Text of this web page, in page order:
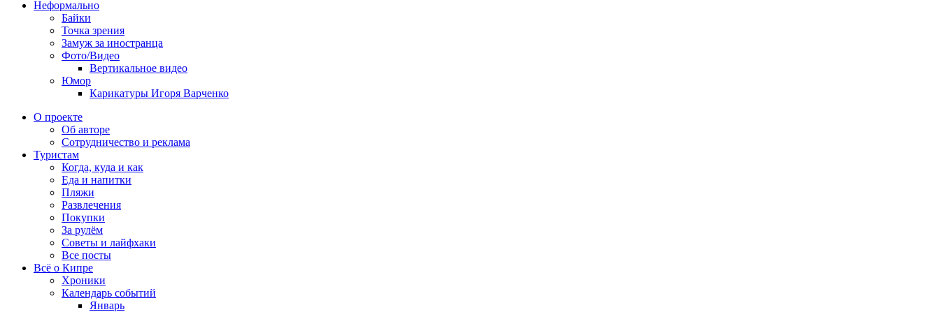
Неформально
Байки
Точка зрения
Замуж за иностранца
Фото/Видео
Вертикальное видео
Юмор
Карикатуры Игоря Варченко
О проекте
Об авторе
Сотрудничество и реклама
Туристам
Когда, куда и как
Еда и напитки
Пляжи
Развлечения
Покупки
За рулём
Советы и лайфхаки
Все посты
Всё о Кипре
Хроники
Календарь событий
Январь